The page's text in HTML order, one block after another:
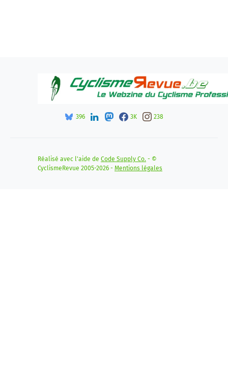
396 3K 238
Réalisé avec l'aide de Code Supply Co. - ©
CyclismeRevue 2005-2026 - Mentions légales